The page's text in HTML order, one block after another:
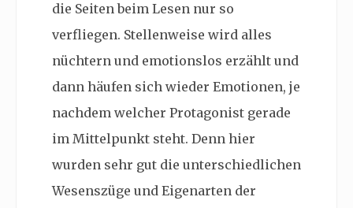
die Seiten beim Lesen nur so
verfliegen. Stellenweise wird alles
nüchtern und emotionslos erzählt und
dann häufen sich wieder Emotionen, je
nachdem welcher Protagonist gerade
im Mittelpunkt steht. Denn hier
wurden sehr gut die unterschiedlichen
Wesenszüge und Eigenarten der